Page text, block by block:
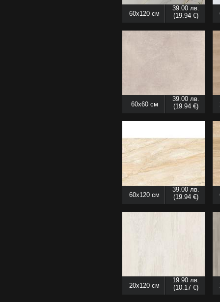
60x120 см
39.00 лв.
(19.94 €)
60x60 см
39.00 лв.
(19.94 €)
60x120 см
39.00 лв.
(19.94 €)
20x120 см
19.90 лв.
(10.17 €)